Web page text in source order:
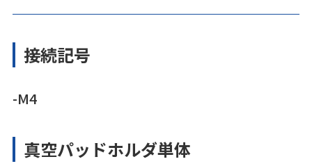
接続記号
-M4
真空パッドホルダ単体